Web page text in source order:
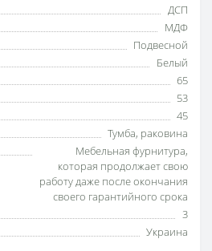
ДСП
МДФ
Подвесной
Белый
65
53
45
Тумба, раковина
Мебельная фурнитура,
которая продолжает свою
работу даже после окончания
своего гарантийного срока
3
Украина